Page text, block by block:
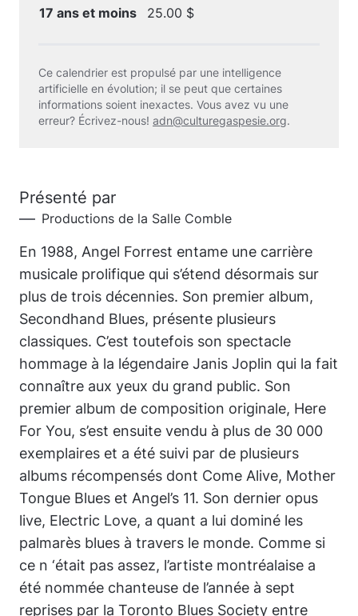
17 ans et moins
25.00 $
Ce calendrier est propulsé par une intelligence
artificielle en évolution; il se peut que certaines
informations soient inexactes. Vous avez vu une
erreur? Écrivez-nous! adn@culturegaspesie.org.
Présenté par
Productions de la Salle Comble
En 1988, Angel Forrest entame une carrière
musicale prolifique qui s’étend désormais sur
plus de trois décennies. Son premier album,
Secondhand Blues, présente plusieurs
classiques. C’est toutefois son spectacle
hommage à la légendaire Janis Joplin qui la fait
connaître aux yeux du grand public. Son
premier album de composition originale, Here
For You, s’est ensuite vendu à plus de 30 000
exemplaires et a été suivi par de plusieurs
albums récompensés dont Come Alive, Mother
Tongue Blues et Angel’s 11. Son dernier opus
live, Electric Love, a quant a lui dominé les
palmarès blues à travers le monde. Comme si
ce n ‘était pas assez, l’artiste montréalaise a
été nommée chanteuse de l’année à sept
reprises par la Toronto Blues Society entre